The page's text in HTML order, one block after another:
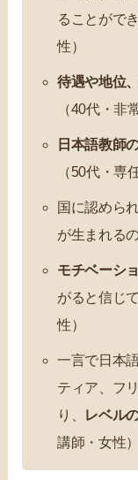
ることがで
性）
待遇や地位
（40代・非
日本語教師
（50代・専
国に認めら
が生まれる
モチベーシ
がると信じ
性）
一言で日本
ティア、フ
り、 レベル
講師・女性）